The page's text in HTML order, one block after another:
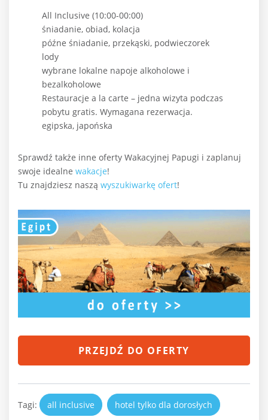
All Inclusive (10:00-00:00)
śniadanie, obiad, kolacja
późne śniadanie, przekąski, podwieczorek
lody
wybrane lokalne napoje alkoholowe i
bezalkoholowe
Restauracje a la carte – jedna wizyta podczas
pobytu gratis. Wymagana rezerwacja.
egipska, japońska
Sprawdź także inne oferty Wakacyjnej Papugi i zaplanuj
swoje idealne wakacje!
Tu znajdziesz naszą wyszukiwarkę ofert!
PRZEJDŹ DO OFERTY
Tagi: all inclusive hotel tylko dla dorosłych